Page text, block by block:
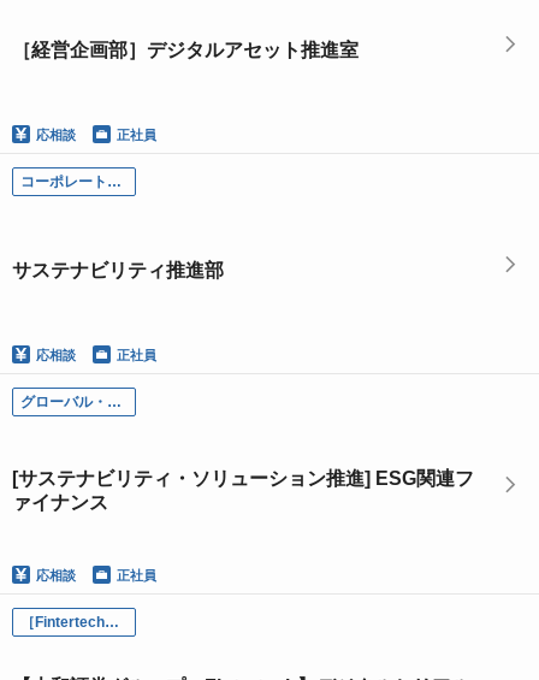
［経営企画部］デジタルアセット推進室
応相談 正社員
コーポレート部門
サステナビリティ推進部
応相談 正社員
グローバル・インベストメント・バンキング本部
[サステナビリティ・ソリューション推進] ESG関連フ
ァイナンス
応相談 正社員
［Fintertech］Web3事業開発